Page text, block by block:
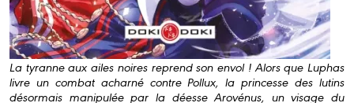
La tyranne aux ailes noires reprend son envol ! Alors que Luphas
livre un combat acharné contre Pollux, la princesse des lutins
désormais manipulée par la déesse Arovénus, un visage du